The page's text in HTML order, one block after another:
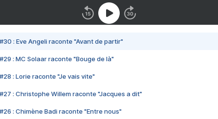
#30 : Eve Angeli raconte "Avant de partir"
#29 : MC Solaar raconte "Bouge de là"
#28 : Lorie raconte "Je vais vite"
#27 : Christophe Willem raconte "Jacques a dit"
#26 : Chimène Badi raconte "Entre nous"